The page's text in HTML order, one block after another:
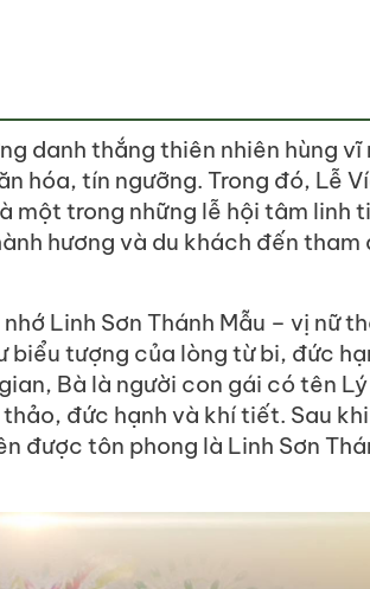
danh thắng thiên nhiên hùng vĩ
hóa, tín ngưỡng. Trong đó, Lễ
một trong những lễ hội tâm linh
hương và du khách đến tham
Linh Sơn Thánh Mẫu – vị nữ
biểu tượng của lòng từ bi, đức
Bà là người con gái có tên Lý
đức hạnh và khí tiết. Sau
được tôn phong là Linh Sơn